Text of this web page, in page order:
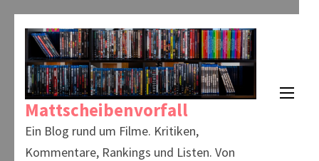
springen
(Enter
drücken)
Mattscheibenvorfall
Ein Blog rund um Filme. Kritiken,
Kommentare, Rankings und Listen. Von